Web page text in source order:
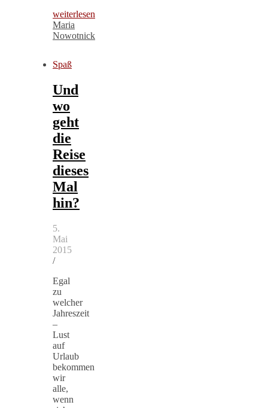
weiterlesen
Maria
Nowotnick
Spaß
Und
wo
geht
die
Reise
dieses
Mal
hin?
5.
Mai
2015
/
Egal
zu
welcher
Jahreszeit
–
Lust
auf
Urlaub
bekommen
wir
alle,
wenn